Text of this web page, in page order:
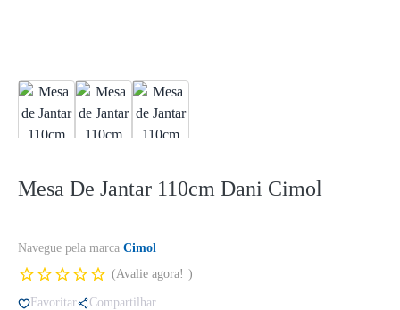
Mesa De Jantar 110cm Dani Cimol
Navegue pela marca Cimol
Avalie agora!
Favoritar Compartilhar